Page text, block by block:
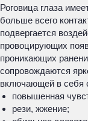
Роговица глаза
больше всего
подвергается
провоцирующих
проникающих
сопровождаются
включающей в
повышенная
рези, жжение;